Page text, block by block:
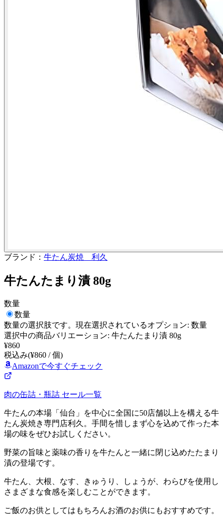
ブランド： 牛たん炭焼 利久
牛たんたまり漬 80g
数量
数量
数量の選択肢です。現在選択されているオプション: 数量
選択中の商品バリエーション: 牛たんたまり漬 80g
¥860
税込み(¥860 / 個)
Amazonで今すぐチェック
肉の缶詰・瓶詰 セール一覧
牛たんの本場「仙台」を中心に全国に50店舗以上を構える牛
たん炭焼き専門店利久。手間を惜しまず心を込めて作った本
場の味をぜひお試しください。
野菜の旨味と薬味の香りを牛たんと一緒に閉じ込めたたまり
漬の登場です。
牛たん、大根、なす、きゅうり、しょうが、わらびを使用し
さまざまな食感を楽しむことができます。
ご飯のお供としてはもちろんお酒のお供にもおすすめです。